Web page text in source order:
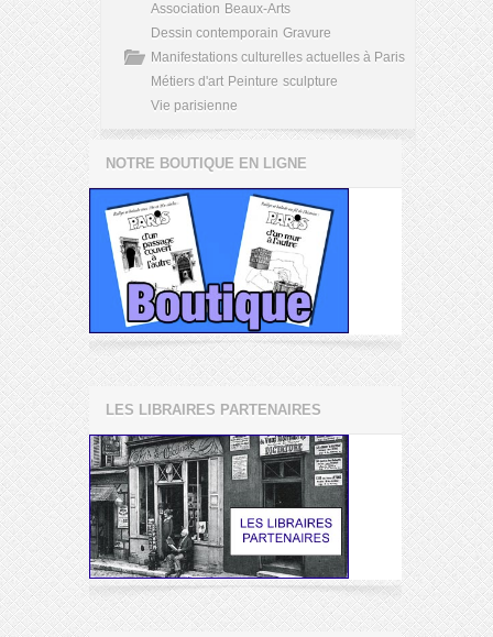
Association Beaux-Arts
Dessin contemporain Gravure
Manifestations culturelles actuelles à Paris
Métiers d'art Peinture sculpture
Vie parisienne
NOTRE BOUTIQUE EN LIGNE
LES LIBRAIRES PARTENAIRES